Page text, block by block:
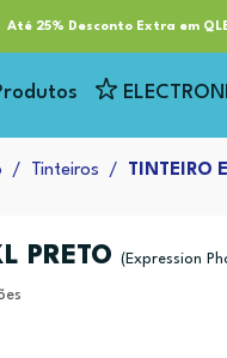
Até 25% Desconto Extra em
Serviços Clube RP+
Tinteiros TINTEIRO
PRETO (Expression